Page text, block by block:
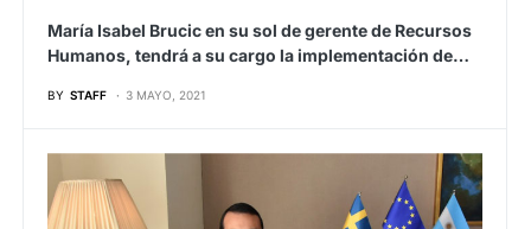
María Isabel Brucic en su sol de gerente de Recursos
Humanos, tendrá a su cargo la implementación de…
BY STAFF 3 MAYO, 2021